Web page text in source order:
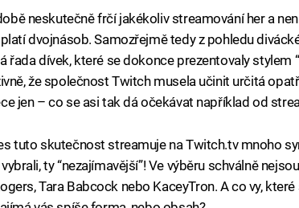
neskutečně frčí jakékoliv streamování her a
dvojnásob. Samozřejmě tedy z pohledu
řada dívek, které se dokonce prezentovaly stylem
že společnost Twitch musela učinit určitá
jen – co se asi tak dá očekávat například od
tuto skutečnost streamuje na Twitch.tv mnoho
ty “nezajímavější”! Ve výběru schválně
Tara Babcock nebo KaceyTron. A co vy,